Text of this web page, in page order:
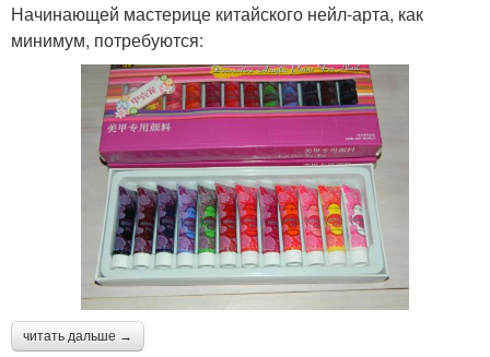
Начинающей мастерице китайского нейл-арта, как
минимум, потребуются:
читать дальше →